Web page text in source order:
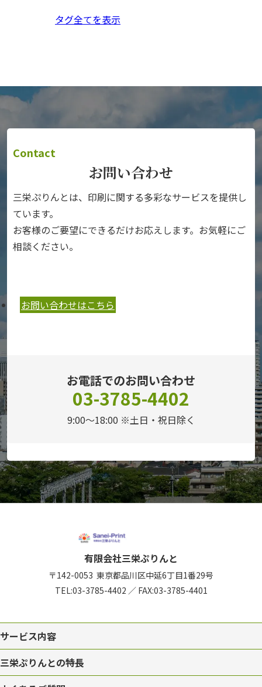
タグ全てを表示
Contact
お問い合わせ
三栄ぷりんとは、印刷に関する多彩なサービスを提供し
ています。
お客様のご要望にできるだけお応えします。お気軽にご
相談ください。
お問い合わせはこちら
お電話でのお問い合わせ
03-3785-4402
9:00～18:00 ※土日・祝日除く
有限会社三栄ぷりんと
〒142-0053 東京都品川区中延6丁目1番29号
TEL:03-3785-4402 ／ FAX:03-3785-4401
サービス内容
三栄ぷりんとの特長